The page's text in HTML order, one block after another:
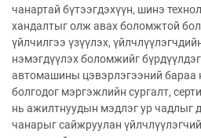
чанартай бүтээгдэхүүн, шинэ
хандалтыг олж авах боломжтой
үйлчилгээ үзүүлэх,
нэмэгдүүлэх боломжийг
автомашины цэвэрлэгээний бараа
болгодог мэргэжлийн сургалт,
нь ажилтнуудын мэдлэг ур чадлыг
чанарыг сайжруулан